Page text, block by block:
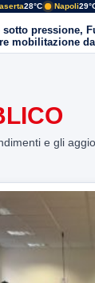
28°C Napoli
sotto pressione,
mobilitazione
e gli